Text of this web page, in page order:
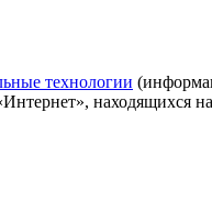
технологии
находящихся